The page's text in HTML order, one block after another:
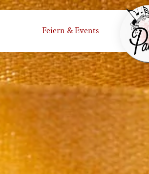
Feiern & Events